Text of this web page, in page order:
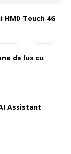
Touch 4G
de lux cu
Assistant